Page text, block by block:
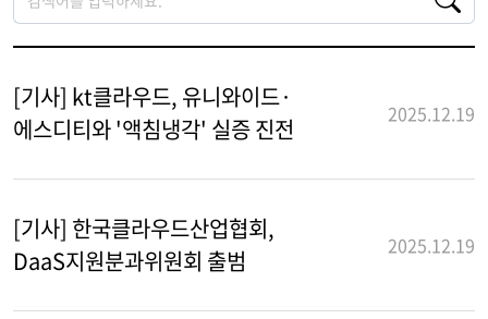
[기사] kt클라우드, 유니와이드·
에스디티와 '액침냉각' 실증 진전
2025.12.19
[기사] 한국클라우드산업협회,
DaaS지원분과위원회 출범
2025.12.19